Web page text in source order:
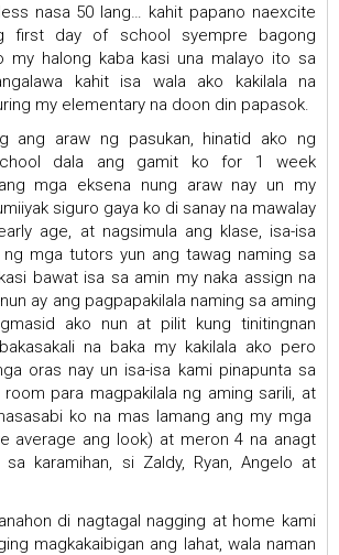
nasa 50 lang… kahit papano naexcite
first day of school syempre bagong
my halong kaba kasi una malayo ito sa
kahit isa wala ako kakilala na
my elementary na doon din papasok.
ang araw ng pasukan, hinatid ako ng
dala ang gamit ko for 1 week
mga eksena nung araw nay un my
siguro gaya ko di sanay na mawalay
age, at nagsimula ang klase, isa-isa
mga tutors yun ang tawag naming sa
bawat isa sa amin my naka assign na
ay ang pagpapakilala naming sa aming
ako nun at pilit kung tinitingnan
na baka my kakilala ako pero
oras nay un isa-isa kami pinapunta sa
para magpakilala ng aming sarili, at
ko na mas lamang ang my mga
average ang look) at meron 4 na anagt
karamihan, si Zaldy, Ryan, Angelo at
di nagtagal nagging at home kami
magkakaibigan ang lahat, wala naman